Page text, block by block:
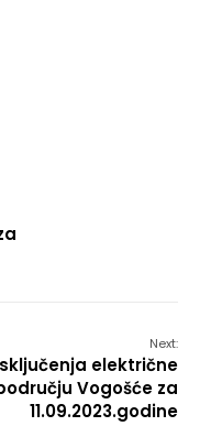
Next:
električne
Vogošće za
11.09.2023.godine